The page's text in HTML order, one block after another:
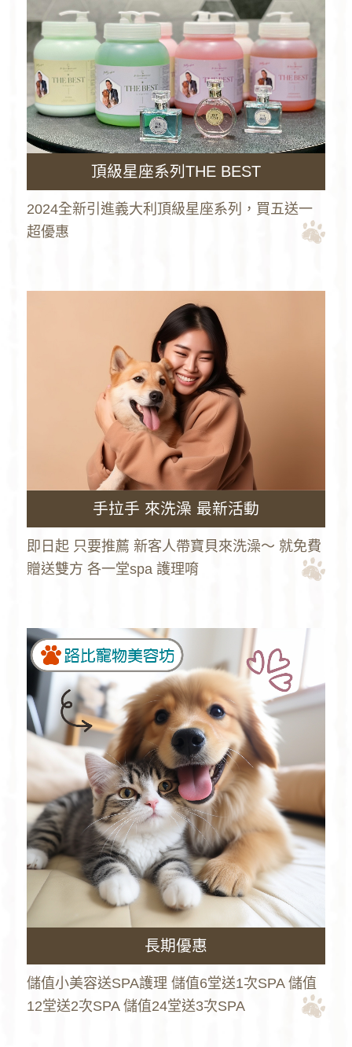
頂級星座系列THE BEST
2024全新引進義大利頂級星座系列，買五送一
超優惠
手拉手 來洗澡 最新活動
即日起 只要推薦 新客人帶寶貝來洗澡～ 就免費
贈送雙方 各一堂spa 護理唷
長期優惠
儲值小美容送SPA護理 儲值6堂送1次SPA 儲值
12堂送2次SPA 儲值24堂送3次SPA